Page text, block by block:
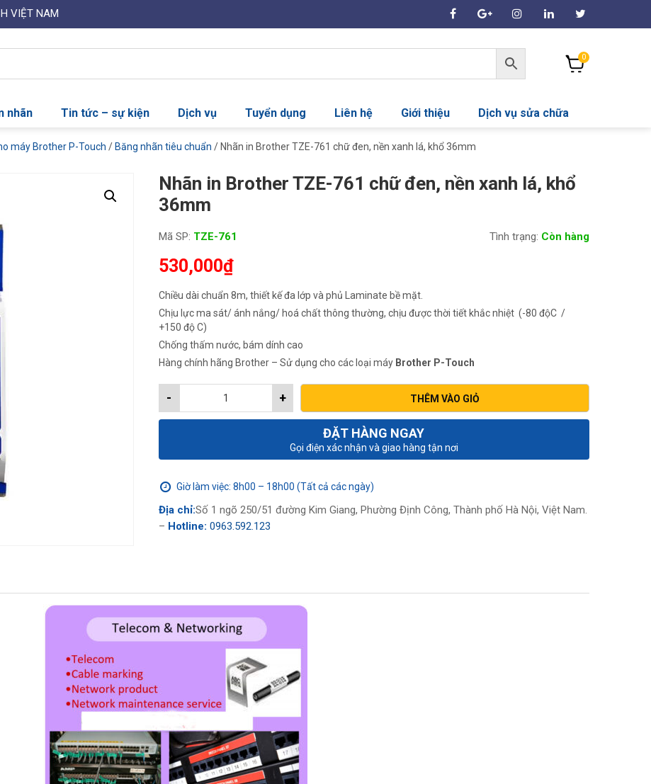
VIỆT NAM
0
nhãn Tin tức – sự kiện Dịch vụ Tuyển dụng Liên hệ Giới thiệu Dịch vụ sửa chữa
máy Brother P-Touch / Băng nhãn tiêu chuẩn / Nhãn in Brother TZE-761 chữ đen, nền xanh lá, khổ 36mm
Nhãn in Brother TZE-761 chữ đen, nền xanh lá, khổ
36mm
Mã SP: TZE-761 Tình trạng: Còn hàng
530,000₫
Chiều dài chuẩn 8m, thiết kế đa lớp và phủ Laminate bề mặt.
Chịu lực ma sát/ ánh nắng/ hoá chất thông thường, chịu được thời tiết khắc nhiệt (-80 độC /
+150 độ C)
Chống thấm nước, bám dính cao
Hàng chính hãng Brother – Sử dụng cho các loại máy Brother P-Touch
+
- THÊM VÀO GIỎ
ĐẶT HÀNG NGAY
Gọi điện xác nhận và giao hàng tận nơi
Giờ làm việc: 8h00 – 18h00 (Tất cả các ngày)
Địa chỉ:Số 1 ngõ 250/51 đường Kim Giang, Phường Định Công, Thành phố Hà Nội, Việt Nam.
– Hotline: 0963.592.123